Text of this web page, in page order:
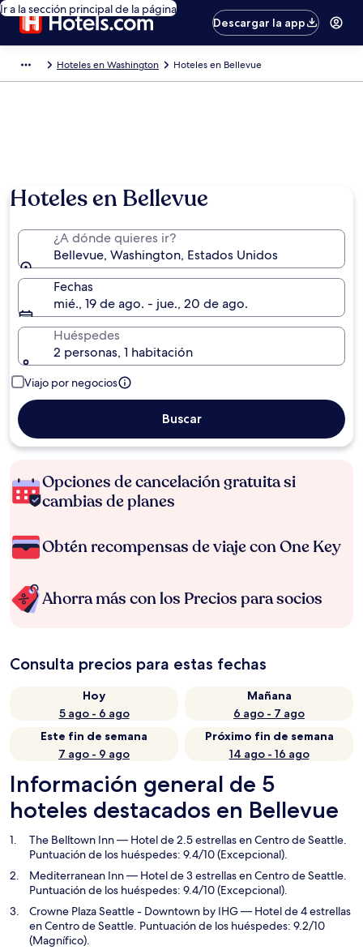
Ir a la sección principal de la página
Descargar la app
Hoteles en Washington Hoteles en Bellevue
Hoteles en Bellevue
¿A dónde quieres ir?
Bellevue, Washington, Estados Unidos
Fechas
mié., 19 de ago. - jue., 20 de ago.
Huéspedes
2 personas, 1 habitación
Viajo por negocios
Buscar
Opciones de cancelación gratuita si
cambias de planes
Obtén recompensas de viaje con One Key
Ahorra más con los Precios para socios
Consulta precios para estas fechas
Hoy
5 ago - 6 ago
Mañana
6 ago - 7 ago
Este fin de semana
7 ago - 9 ago
Próximo fin de semana
14 ago - 16 ago
Información general de 5
hoteles destacados en Bellevue
The Belltown Inn— Hotel de 2.5 estrellas en Centro de Seattle.
Puntuación de los huéspedes: 9.4/10 (Excepcional).
Mediterranean Inn— Hotel de 3 estrellas en Centro de Seattle.
Puntuación de los huéspedes: 9.4/10 (Excepcional).
Crowne Plaza Seattle - Downtown by IHG— Hotel de 4 estrellas
en Centro de Seattle. Puntuación de los huéspedes: 9.2/10
(Magnífico).